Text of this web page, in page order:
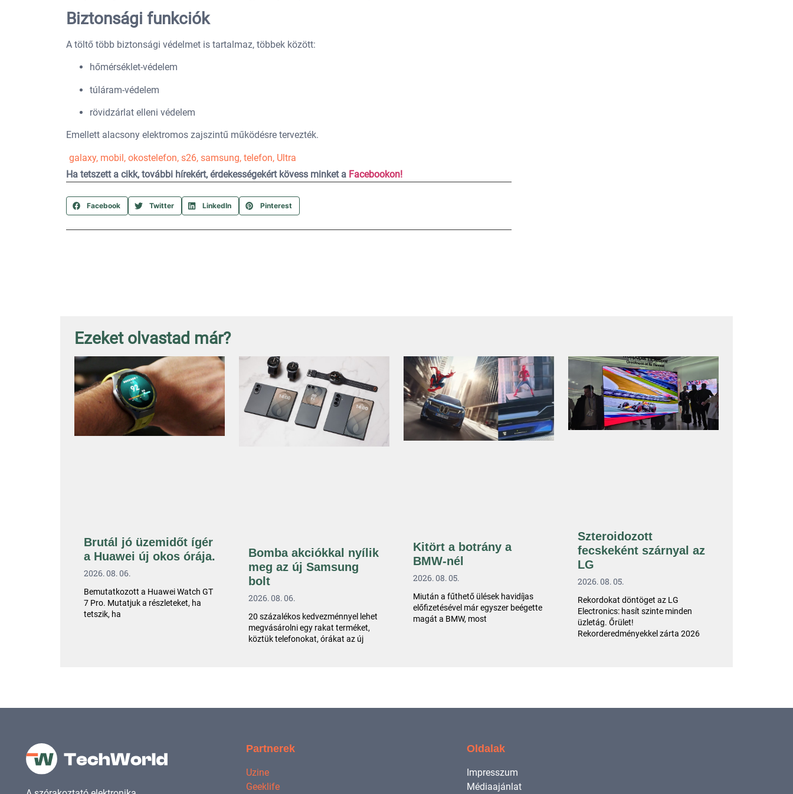
Biztonsági funkciók
A töltő több biztonsági védelmet is tartalmaz, többek között:
hőmérséklet-védelem
túláram-védelem
rövidzárlat elleni védelem
Emellett alacsony elektromos zajszintű működésre tervezték.
galaxy, mobil, okostelefon, s26, samsung, telefon, Ultra
Ha tetszett a cikk, további hírekért, érdekességekért kövess minket a Facebookon!
Facebook Twitter LinkedIn Pinterest
Ezeket olvastad már?
Brutál jó üzemidőt ígér
a Huawei új okos órája.
2026. 08. 06.
Bemutatkozott a Huawei Watch GT
7 Pro. Mutatjuk a részleteket, ha
tetszik, ha
Bomba akciókkal nyílik
meg az új Samsung
bolt
2026. 08. 06.
20 százalékos kedvezménnyel lehet
megvásárolni egy rakat terméket,
köztük telefonokat, órákat az új
Kitört a botrány a
BMW-nél
2026. 08. 05.
Miután a fűthető ülések havidíjas
előfizetésével már egyszer beégette
magát a BMW, most
Szteroidozott
fecskeként szárnyal az
LG
2026. 08. 05.
Rekordokat döntöget az LG
Electronics: hasít szinte minden
üzletág. Őrület!
Rekorderedményekkel zárta 2026
Partnerek
Uzine
Geeklife
Oldalak
Impresszum
Médiaajánlat